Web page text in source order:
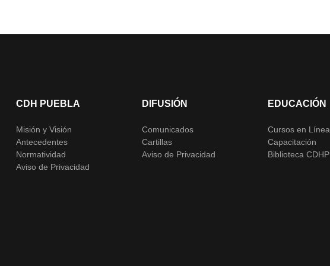
CDH PUEBLA
Misión y Visión
Antecedentes
Normatividad
Aviso de Privacidad
DIFUSIÓN
Comunicados
Cartillas
Aviso de Privacidad
EDUCACIÓN
Cursos en Línea
Capacitación
Biblioteca CDHP